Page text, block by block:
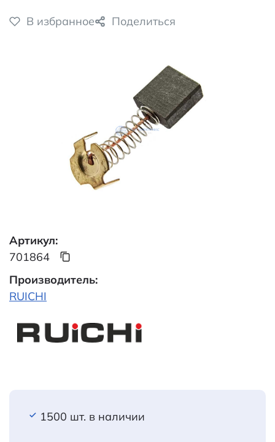
В избранное Поделиться
Артикул:
701864
Производитель:
RUICHI
1500 шт. в наличии